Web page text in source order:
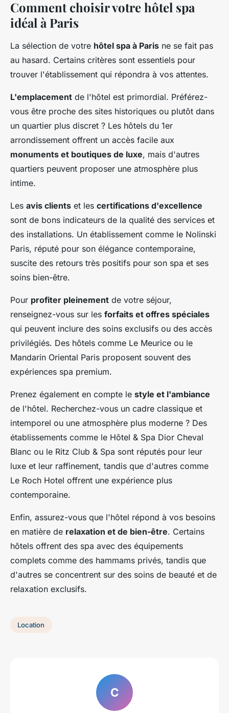
Comment choisir votre hôtel spa
idéal à Paris
La sélection de votre hôtel spa à Paris ne se fait pas
au hasard. Certains critères sont essentiels pour
trouver l'établissement qui répondra à vos attentes.
L'emplacement de l'hôtel est primordial. Préférez-
vous être proche des sites historiques ou plutôt dans
un quartier plus discret ? Les hôtels du 1er
arrondissement offrent un accès facile aux
monuments et boutiques de luxe, mais d'autres
quartiers peuvent proposer une atmosphère plus
intime.
Les avis clients et les certifications d'excellence
sont de bons indicateurs de la qualité des services et
des installations. Un établissement comme le Nolinski
Paris, réputé pour son élégance contemporaine,
suscite des retours très positifs pour son spa et ses
soins bien-être.
Pour profiter pleinement de votre séjour,
renseignez-vous sur les forfaits et offres spéciales
qui peuvent inclure des soins exclusifs ou des accès
privilégiés. Des hôtels comme Le Meurice ou le
Mandarin Oriental Paris proposent souvent des
expériences spa premium.
Prenez également en compte le style et l'ambiance
de l'hôtel. Recherchez-vous un cadre classique et
intemporel ou une atmosphère plus moderne ? Des
établissements comme le Hôtel & Spa Dior Cheval
Blanc ou le Ritz Club & Spa sont réputés pour leur
luxe et leur raffinement, tandis que d'autres comme
Le Roch Hotel offrent une expérience plus
contemporaine.
Enfin, assurez-vous que l'hôtel répond à vos besoins
en matière de relaxation et de bien-être. Certains
hôtels offrent des spa avec des équipements
complets comme des hammams privés, tandis que
d'autres se concentrent sur des soins de beauté et de
relaxation exclusifs.
Location
C